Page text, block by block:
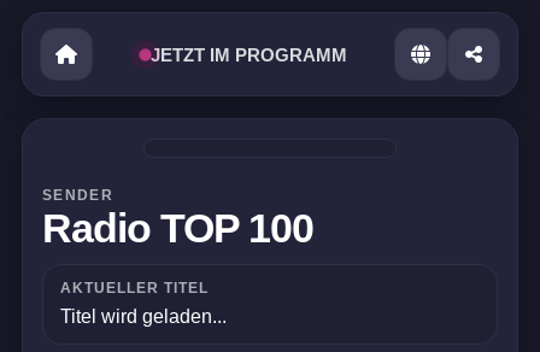
JETZT IM PROGRAMM
SENDER
Radio TOP 100
AKTUELLER TITEL
Titel wird geladen...